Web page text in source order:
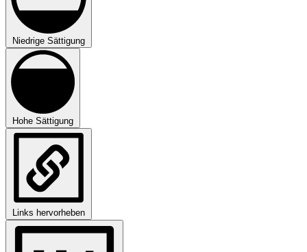
Niedrige Sättigung
Hohe Sättigung
Links hervorheben